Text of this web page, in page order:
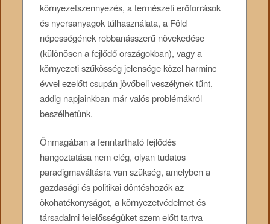
környezetszennyezés, a természeti erőforrások
és nyersanyagok túlhasználata, a Föld
népességének robbanásszerű növekedése
(különösen a fejlődő országokban), vagy a
környezeti szűkösség jelensége közel harminc
évvel ezelőtt csupán jövőbeli veszélynek tűnt,
addig napjainkban már valós problémákról
beszélhetünk.
Önmagában a fenntartható fejlődés
hangoztatása nem elég, olyan tudatos
paradigmaváltásra van szükség, amelyben a
gazdasági és politikai döntéshozók az
ökohatékonyságot, a környezetvédelmet és
társadalmi felelősségüket szem előtt tartva